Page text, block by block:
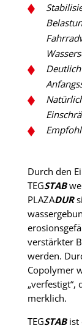
Durch den
TEGSTAB
PLAZADUR
verstärkter
werden.
Copolymer
„verfestigt“,
merklich.
TEGSTABist